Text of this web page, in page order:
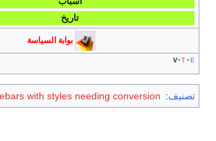
تاريخ
بوابة السياسة
v t e
تصنيف:
with styles needing conversion